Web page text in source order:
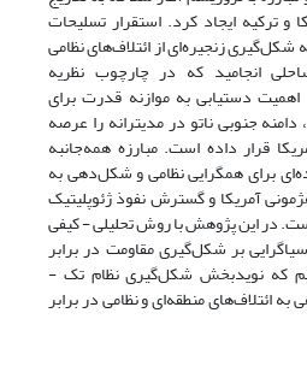
و ترکیه ایجاد کرد. استقرار تسلیحات
زنجیره‌ای از ائتلاف‌های نظامی
انجامید که در چارچوب نظریه
دستیابی به موازنه قدرت برای
جنوبی ناتو در مدیترانه را عرصه
قرار داده است. مبارزه همه‌جانبه
برای همگرایی نظامی و شکل‌دهی به
آمریکا و گسترش نفوذ ژئوپلیتیک
در این پژوهش با روش تحلیلی - کیفی
بر شکل‌گیری مقاومت در برابر
که نوید‌بخش شکل‌گیری نظام تک -
ائتلاف‌های منطقه‌ای و نظامی در برابر